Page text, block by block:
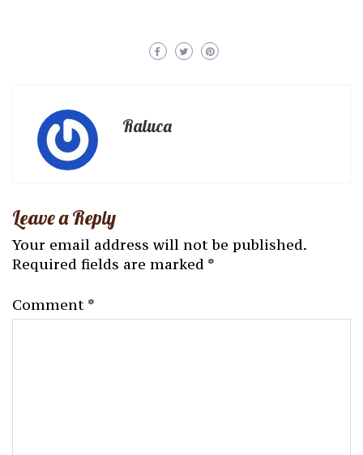
Raluca
Leave a Reply
Your email address will not be published.
Required fields are marked *
Comment *